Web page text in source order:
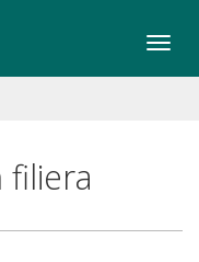
Apri/
il
filiera